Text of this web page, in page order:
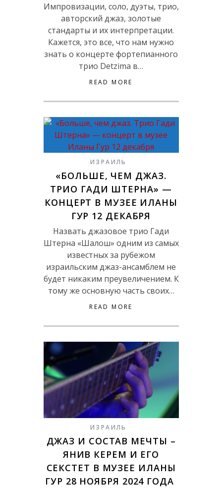
Импровизации, соло, дуэты, трио,
авторский джаз, золотые
стандарты и их интерпретации.
Кажется, это все, что нам нужно
знать о концерте фортепианного
трио Detzima в…
READ MORE
ИЗРАИЛЬ
«БОЛЬШЕ, ЧЕМ ДЖАЗ.
ТРИО ГАДИ ШТЕРНА» —
КОНЦЕРТ В МУЗЕЕ ИЛАНЫ
ГУР 12 ДЕКАБРЯ
Назвать джазовое трио Гади
Штерна «Шалош» одним из самых
известных за рубежом
израильским джаз-ансамблем не
будет никаким преувеличением. К
тому же основную часть своих…
READ MORE
ИЗРАИЛЬ
ДЖАЗ И СОСТАВ МЕЧТЫ –
ЯНИВ КЕРЕМ И ЕГО
СЕКСТЕТ В МУЗЕЕ ИЛАНЫ
ГУР 28 НОЯБРЯ 2024 ГОДА